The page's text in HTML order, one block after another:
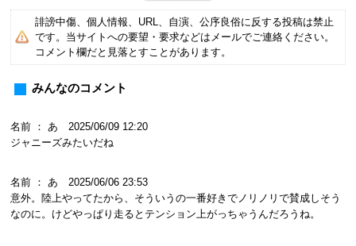
誹謗中傷、個人情報、URL、自演、公序良俗に反する投稿は禁止
です。当サイトへの要望・要求などはメールでご連絡ください。
コメント欄だと見落とすことがあります。
みんなのコメント
名前 ： あ 2025/06/09 12:20
ジャニーズみたいだね
名前 ： あ 2025/06/06 23:53
意外。陸上やってたから、そういうの一番好きでノリノリで賛成しそう
なのに。けどやっぱり走るとテンション上がっちゃうんだろうね。